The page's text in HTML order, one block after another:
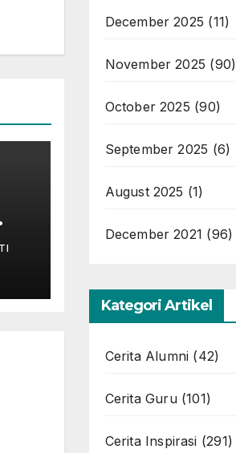
December 2025 (11)
November 2025 (90)
October 2025 (90)
September 2025 (6)
August 2025 (1)
December 2021 (96)
Kategori Artikel
Cerita Alumni (42)
Cerita Guru(101)
Cerita Inspirasi (291)